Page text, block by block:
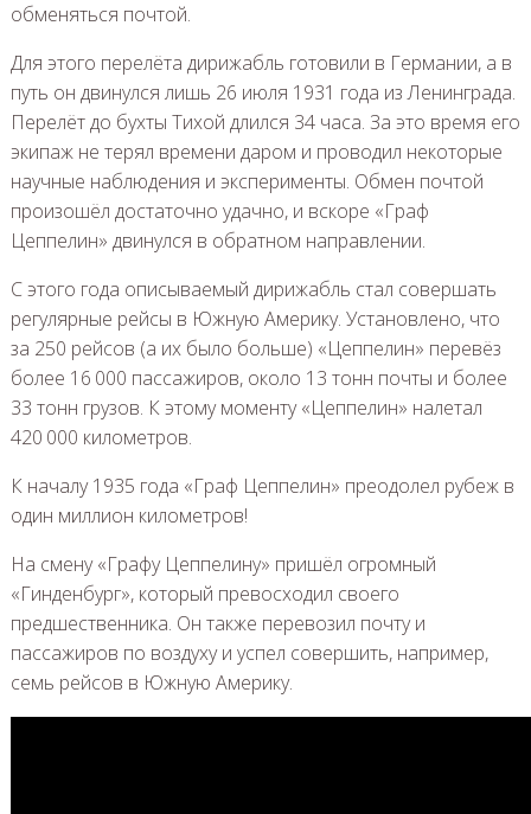
обменяться почтой.
Для этого перелёта дирижабль готовили в Германии, а в
путь он двинулся лишь 26 июля 1931 года из Ленинграда.
Перелёт до бухты Тихой длился 34 часа. За это время его
экипаж не терял времени даром и проводил некоторые
научные наблюдения и эксперименты. Обмен почтой
произошёл достаточно удачно, и вскоре «Граф
Цеппелин» двинулся в обратном направлении.
С этого года описываемый дирижабль стал совершать
регулярные рейсы в Южную Америку. Установлено, что
за 250 рейсов (а их было больше) «Цеппелин» перевёз
более 16 000 пассажиров, около 13 тонн почты и более
33 тонн грузов. К этому моменту «Цеппелин» налетал
420 000 километров.
К началу 1935 года «Граф Цеппелин» преодолел рубеж в
один миллион километров!
На смену «Графу Цеппелину» пришёл огромный
«Гинденбург», который превосходил своего
предшественника. Он также перевозил почту и
пассажиров по воздуху и успел совершить, например,
семь рейсов в Южную Америку.